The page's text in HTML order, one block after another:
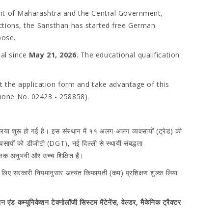
of Maharashtra and the Central Government,
the Sansthan has started free German
since May 21, 2026. The educational qualification
the application form and take advantage of this
No. 02423 - 258858).
शुरू हो गई है। इस संस्थान में ११ अलग-अलग व्यवसायों (ट्रेड) की
को डीजीटी (DGT), नई दिल्ली से स्थायी संबद्धता
अनुभवी और उच्च शिक्षित हैं।
सरकारी नियमानुसार अत्यंत किफायती (कम) प्रशिक्षण शुल्क लिया
एंड कम्यूनिकेशन टेक्नोलॉजी सिस्टम मेंटेनेंस, वेल्डर, मैकेनिक ट्रैक्टर